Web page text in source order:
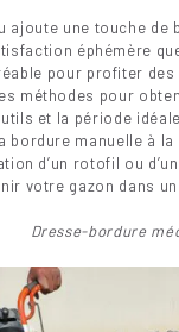
ajoute une touche de
éphémère
pour profiter
méthodes pour
et la période
manuelle à
d’un rotofil ou
votre gazon dans
Dresse-bordure